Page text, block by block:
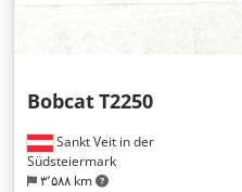
Sankt Veit in der
Südsteiermark
۳٬۵۸۸ km
BobcatT2250